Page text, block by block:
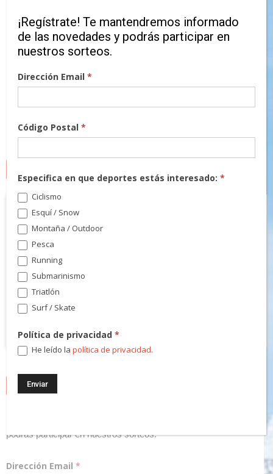
NEWSLETTER
podrás participar en nuestros sorteos.
Dirección Email *
¡Regístrate! Te mantendremos informado
de las novedades y podrás participar en
nuestros sorteos.
Dirección Email*
Código Postal*
Especifica en que deportes estás interesado:*
Ciclismo
Esquí / Snow
Montaña / Outdoor
Pesca
Running
Submarinismo
Triatlón
Surf / Skate
Política de privacidad*
He leído lapolítica de privacidad.